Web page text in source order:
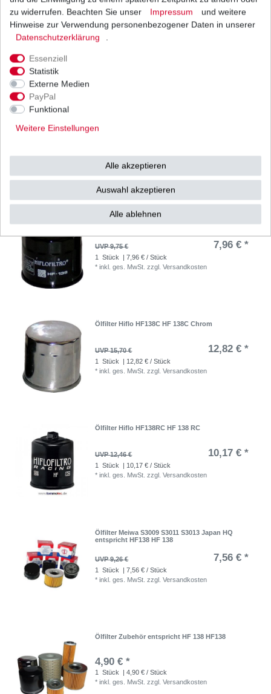
Marken Batterie YTX9-BS wartungsfrei für
UVP 36,76 €
inkl. ges. MwSt.zzgl.
Ölfilter Hiflo HF138 HF 138
UVP 9,75 € 7,96 € *
1 Stück
| 7,96 € / Stück
*inkl. ges. MwSt. zzgl.Versandkosten
Ölfilter Hiflo HF138C HF 138C Chrom
UVP 15,70 € 12,82 € *
1 Stück
| 12,82 € / Stück
*inkl. ges. MwSt. zzgl.Versandkosten
Ölfilter Hiflo HF138RC HF 138 RC
UVP 12,46 € 10,17 € *
1 Stück
| 10,17 € / Stück
*inkl. ges. MwSt. zzgl.Versandkosten
Ölfilter Meiwa S3009 S3011 S3013 Japan HQ
entspricht HF138 HF 138
UVP 9,26 € 7,56 € *
1 Stück
| 7,56 € / Stück
*inkl. ges. MwSt. zzgl.Versandkosten
Ölfilter Zubehör entspricht HF 138 HF138
4,90 € *
1 Stück
| 4,90 € / Stück
*inkl. ges. MwSt. zzgl.Versandkosten
zu widerrufen. Beachten Sie unser
Impressum
und weitere
Hinweise zur Verwendung personenbezogener Daten in unserer
Daten­schutz­erklärung
Essenziell
Statistik
Externe Medien
PayPal
Funktional
Weitere Einstellungen
Alle akzeptieren
Auswahl akzeptieren
Alle ablehnen